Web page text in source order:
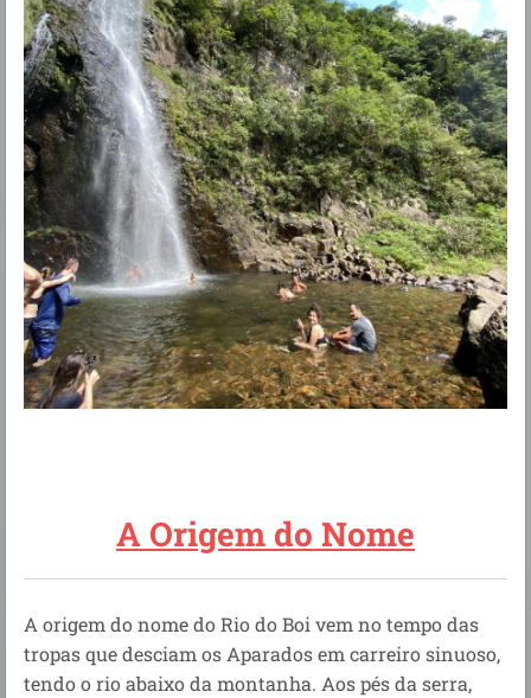
A Origem do Nome
A origem do nome do Rio do Boi vem no tempo das
tropas que desciam os Aparados em carreiro sinuoso,
tendo o rio abaixo da montanha. Aos pés da serra,